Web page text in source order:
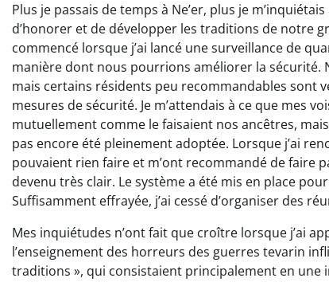
Plus je passais de temps à Ne’er, plus je
d’honorer et de développer les traditions de notre
commencé lorsque j’ai lancé une surveillance de
manière dont nous pourrions améliorer la sécurité.
mais certains résidents peu recommandables sont
mesures de sécurité. Je m’attendais à ce que mes
mutuellement comme le faisaient nos ancêtres,
pas encore été pleinement adoptée. Lorsque j’ai
pouvaient rien faire et m’ont recommandé de faire
devenu très clair. Le système a été mis en place
Suffisamment effrayée, j’ai cessé d’organiser des
Mes inquiétudes n’ont fait que croître lorsque j’ai
l’enseignement des horreurs des guerres tevarin
traditions », qui consistaient principalement en